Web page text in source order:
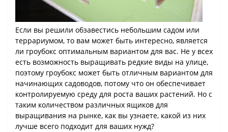
Если вы решили обзавестись небольшим садом или
террариумом, то вам может быть интересно, является
ли гроубокс оптимальным вариантом для вас. Не у всех
есть возможность выращивать редкие виды на улице,
поэтому гроубокс может быть отличным вариантом для
начинающих садоводов, потому что он обеспечивает
контролируемую среду для роста ваших растений. Но с
таким количеством различных ящиков для
выращивания на рынке, как вы узнаете, какой из них
лучше всего подходит для ваших нужд?